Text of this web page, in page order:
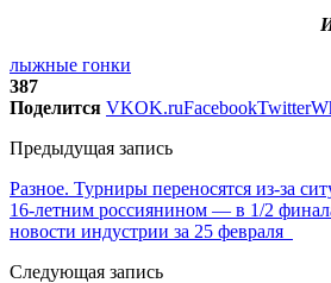
лыжные гонки
387
Поделится VKOK.ruFacebookTwitter
Предыдущая запись
Разное. Турниры переносятся из-за
16-летним россиянином — в 1/2
новости индустрии за 25 февраля
Следующая запись